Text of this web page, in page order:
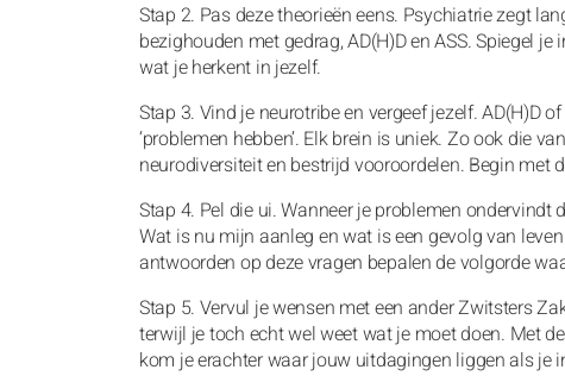
Stap 2. Pas deze theorieën eens. Psychiatrie zegt
bezighouden met gedrag, AD(H)D en ASS. Spiegel
wat je herkent in jezelf.
Stap 3. Vind je neurotribe en vergeef jezelf. AD(H)D
‘problemen hebben’. Elk brein is uniek. Zo ook die
neurodiversiteit en bestrijd vooroordelen. Begin met
Stap 4. Pel die ui. Wanneer je problemen ondervindt
Wat is nu mijn aanleg en wat is een gevolg van
antwoorden op deze vragen bepalen de volgorde
Stap 5. Vervul je wensen met een ander Zwitsters
terwijl je toch echt wel weet wat je moet doen. Met
kom je erachter waar jouw uitdagingen liggen als je